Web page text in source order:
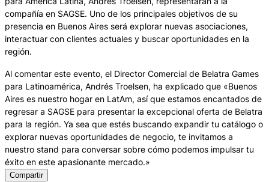
compañía en SAGSE. Uno de los principales objetivos de su
presencia en Buenos Aires será explorar nuevas asociaciones,
interactuar con clientes actuales y buscar oportunidades en la
región.
Al comentar este evento, el Director Comercial de Belatra Games
para Latinoamérica, Andrés Troelsen, ha explicado que «Buenos
Aires es nuestro hogar en LatAm, así que estamos encantados de
regresar a SAGSE para presentar la excepcional oferta de Belatra
para la región. Ya sea que estés buscando expandir tu catálogo o
explorar nuevas oportunidades de negocio, te invitamos a
nuestro stand para conversar sobre cómo podemos impulsar tu
éxito en este apasionante mercado.»
Compartir